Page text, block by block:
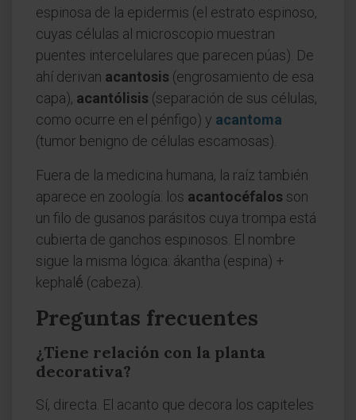
espinosa de la epidermis (el estrato espinoso,
cuyas células al microscopio muestran
puentes intercelulares que parecen púas). De
ahí derivan acantosis (engrosamiento de esa
capa), acantólisis (separación de sus células,
como ocurre en el pénfigo) y acantoma
(tumor benigno de células escamosas).
Fuera de la medicina humana, la raíz también
aparece en zoología: los acantocéfalos son
un filo de gusanos parásitos cuya trompa está
cubierta de ganchos espinosos. El nombre
sigue la misma lógica: ákantha (espina) +
kephalḗ (cabeza).
Preguntas frecuentes
¿Tiene relación con la planta
decorativa?
Sí, directa. El acanto que decora los capiteles